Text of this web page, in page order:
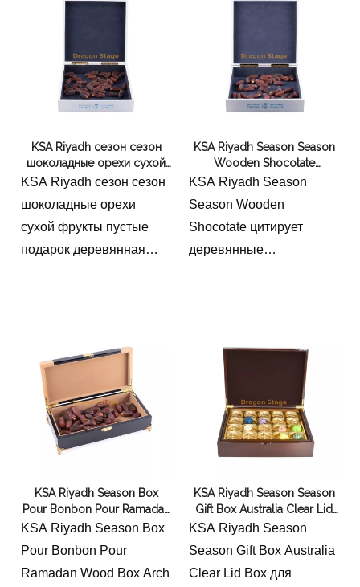
KSA Riyadh сезон сезон
шоколадные орехи сухой
фрукты пустые подарок
Ramadan коробка для
завтрака Ramadan коробка
KSA Riyadh сезон сезон
шоколадные орехи
сухой фрукты пустые
подарок деревянная
KSA Riyadh Season Season
Wooden Shocotate
цитирует деревянные
коробки пластиковые
рамадан коробки
KSA Riyadh Season
Season Wooden
Shocotate цитирует
деревянные
KSA Riyadh Season Box
Pour Bonbon Pour Ramadan
Wood Box Arch Arch Wood
KSA Riyadh Season Box
Pour Bonbon Pour
Ramadan Wood Box Arch
KSA Riyadh Season Season
Gift Box Australia Clear Lid
Box для Ramadan Ramadan
KSA Riyadh Season
Season Gift Box Australia
Clear Lid Box для